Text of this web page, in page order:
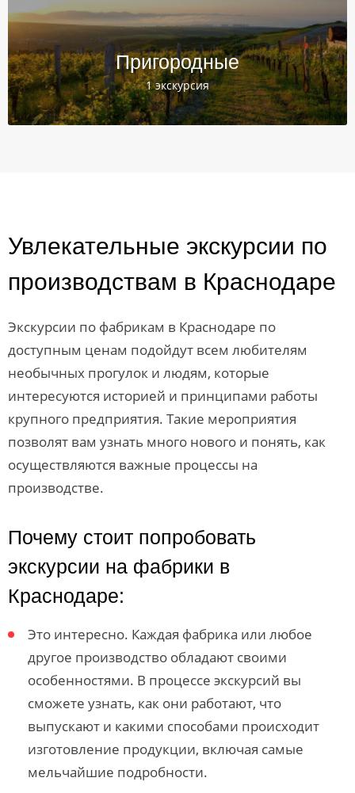
Пригородные
1 экскурсия
Увлекательные экскурсии по
производствам в Краснодаре
Экскурсии по фабрикам в Краснодаре по
доступным ценам подойдут всем любителям
необычных прогулок и людям, которые
интересуются историей и принципами работы
крупного предприятия. Такие мероприятия
позволят вам узнать много нового и понять, как
осуществляются важные процессы на
производстве.
Почему стоит попробовать
экскурсии на фабрики в
Краснодаре:
Это интересно. Каждая фабрика или любое
другое производство обладают своими
особенностями. В процессе экскурсий вы
сможете узнать, как они работают, что
выпускают и какими способами происходит
изготовление продукции, включая самые
мельчайшие подробности.